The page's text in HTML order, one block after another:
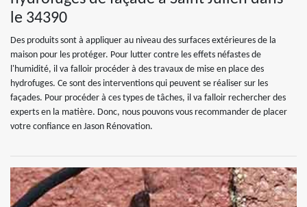
le 34390
Des produits sont à appliquer au niveau des surfaces extérieures de la
maison pour les protéger. Pour lutter contre les effets néfastes de
l'humidité, il va falloir procéder à des travaux de mise en place des
hydrofuges. Ce sont des interventions qui peuvent se réaliser sur les
façades. Pour procéder à ces types de tâches, il va falloir rechercher des
experts en la matière. Donc, nous pouvons vous recommander de placer
votre confiance en Jason Rénovation.